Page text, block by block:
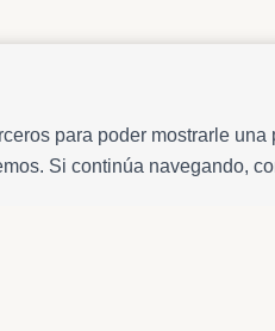
para poder mostrarle
Si continúa navegando,